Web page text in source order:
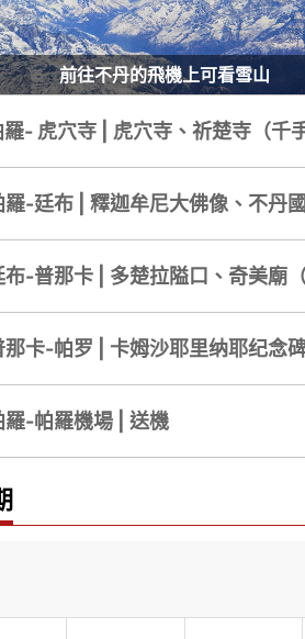
前往不丹的飛機上可看雪山
- 虎穴寺 | 虎穴寺、祈楚寺（千
-廷布 | 釋迦牟尼大佛像、不丹
-普那卡 | 多楚拉隘口、奇美廟
卡-帕罗 | 卡姆沙耶里纳耶纪念
-帕羅機場 | 送機